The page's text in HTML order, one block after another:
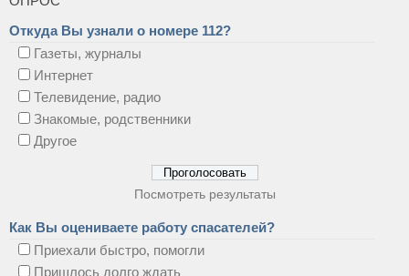
Откуда Вы узнали о номере 112?
Газеты, журналы
Интернет
Телевидение, радио
Знакомые, родственники
Другое
Посмотреть результаты
Как Вы оцениваете работу спасателей?
Приехали быстро, помогли
Пришлось долго ждать